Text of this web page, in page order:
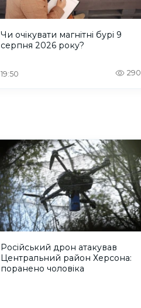
Чи очікувати магнітні бурі 9
серпня 2026 року?
19:50 290
Російський дрон атакував
Центральний район Херсона:
поранено чоловіка